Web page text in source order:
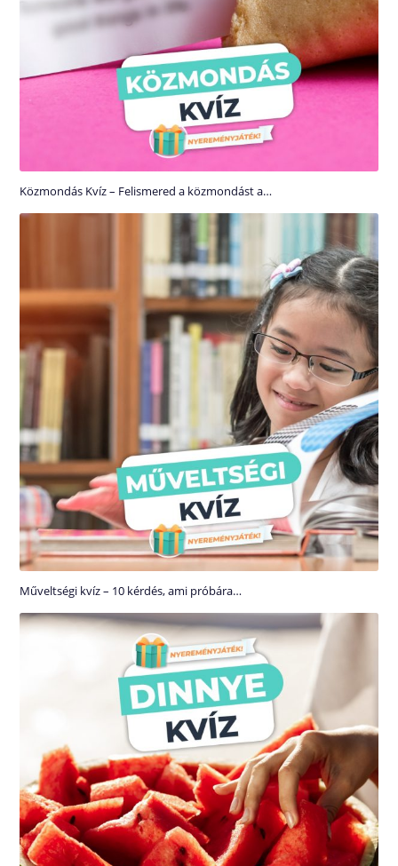
Közmondás Kvíz – Felismered a közmondást a…
Műveltségi kvíz – 10 kérdés, ami próbára…